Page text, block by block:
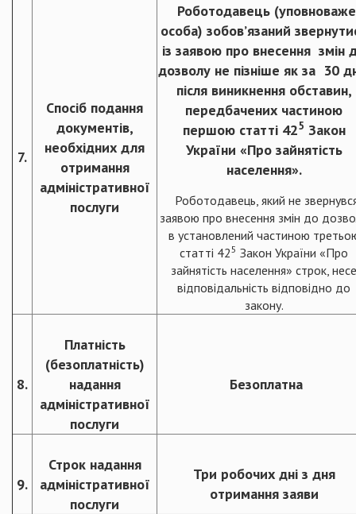
7.
Спосіб подання
документів,
необхідних для
отримання
адміністративної
послуги
Роботодавець
особа) зобов’язаний
із заявою про внесення змін
дозволу не пізніше як за 30
після виникнення обставин,
передбачених частиною
першою статті 425 Закон
України «Про зайнятість
населення».
Роботодавець, який не звернувся
заявою про внесення змін до
в установлений частиною
статті 425 Закон України «Про
зайнятість населення» строк, несе
відповідальність відповідно до
закону.
8.
Платність
(безоплатність)
надання
адміністративної
послуги
Безоплатна
9.
Строк надання
адміністративної
послуги
Три робочих дні з дня
отримання заяви